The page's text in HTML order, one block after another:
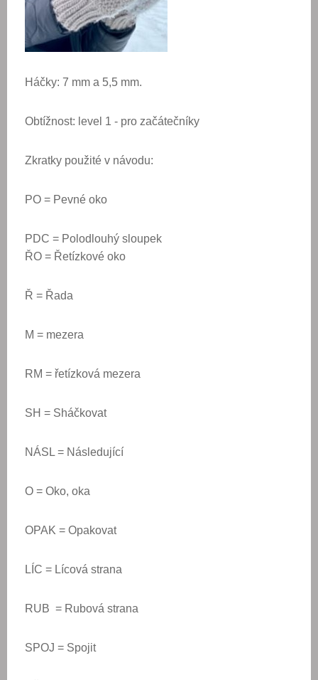
Háčky: 7 mm a 5,5 mm.
Obtížnost: level 1 - pro začátečníky
Zkratky použité v návodu:
PO = Pevné oko
PDC = Polodlouhý sloupek
ŘO = Řetízkové oko
Ř = Řada
M = mezera
RM = řetízková mezera
SH = Sháčkovat
NÁSL = Následující
O = Oko, oka
OPAK = Opakovat
LÍC = Lícová strana
RUB = Rubová strana
SPOJ = Spojit